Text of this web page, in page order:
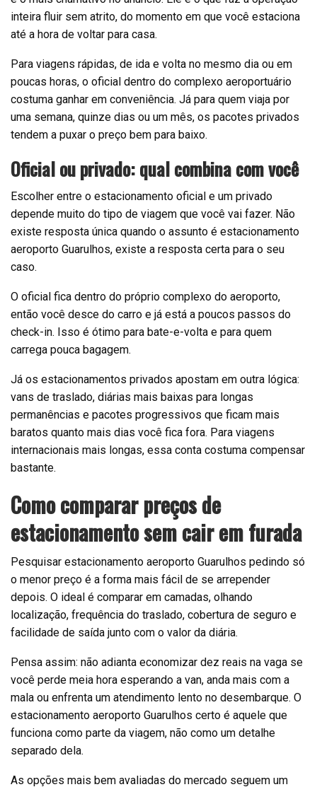
inteira fluir sem atrito, do momento em que você estaciona
até a hora de voltar para casa.
Para viagens rápidas, de ida e volta no mesmo dia ou em
poucas horas, o oficial dentro do complexo aeroportuário
costuma ganhar em conveniência. Já para quem viaja por
uma semana, quinze dias ou um mês, os pacotes privados
tendem a puxar o preço bem para baixo.
Oficial ou privado: qual combina com você
Escolher entre o estacionamento oficial e um privado
depende muito do tipo de viagem que você vai fazer. Não
existe resposta única quando o assunto é estacionamento
aeroporto Guarulhos, existe a resposta certa para o seu
caso.
O oficial fica dentro do próprio complexo do aeroporto,
então você desce do carro e já está a poucos passos do
check-in. Isso é ótimo para bate-e-volta e para quem
carrega pouca bagagem.
Já os estacionamentos privados apostam em outra lógica:
vans de traslado, diárias mais baixas para longas
permanências e pacotes progressivos que ficam mais
baratos quanto mais dias você fica fora. Para viagens
internacionais mais longas, essa conta costuma compensar
bastante.
Como comparar preços de
estacionamento sem cair em furada
Pesquisar estacionamento aeroporto Guarulhos pedindo só
o menor preço é a forma mais fácil de se arrepender
depois. O ideal é comparar em camadas, olhando
localização, frequência do traslado, cobertura de seguro e
facilidade de saída junto com o valor da diária.
Pensa assim: não adianta economizar dez reais na vaga se
você perde meia hora esperando a van, anda mais com a
mala ou enfrenta um atendimento lento no desembarque. O
estacionamento aeroporto Guarulhos certo é aquele que
funciona como parte da viagem, não como um detalhe
separado dela.
As opções mais bem avaliadas do mercado seguem um